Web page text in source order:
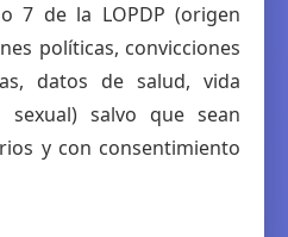
7 de la LOPDP (origen
políticas, convicciones
datos de salud, vida
salvo que sean
y con consentimiento